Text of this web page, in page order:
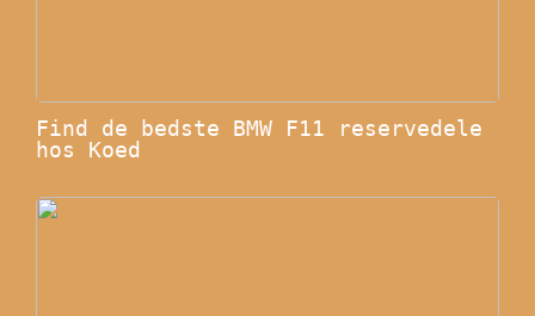
Find de bedste BMW F11 reservedele
hos Koed